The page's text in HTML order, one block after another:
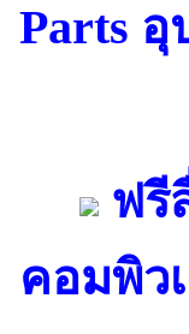
Parts
ฟรี
คอมพิว